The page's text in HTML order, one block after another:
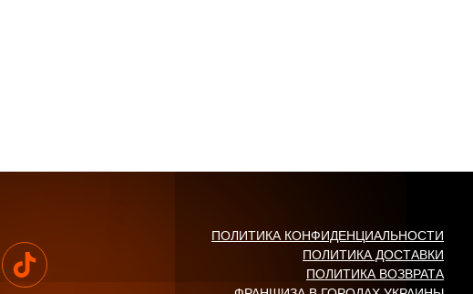
ПОЛИТИКА КОНФИДЕНЦИАЛЬНОСТИ
ПОЛИТИКА ДОСТАВКИ
ПОЛИТИКА ВОЗВРАТА